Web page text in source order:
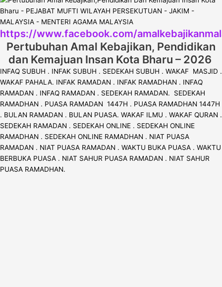
https://www.facebook.com/
Pertubuhan Amal Kebajikan, Pendidikan
dan Kemajuan Insan Kota Bharu – 2026
INFAQ SUBUH . INFAK SUBUH . SEDEKAH SUBUH . WAKAF MASJID .
WAKAF PAHALA. INFAK RAMADAN . INFAK RAMADHAN . INFAQ
RAMADAN . INFAQ RAMADAN . SEDEKAH RAMADAN. SEDEKAH
RAMADHAN . PUASA RAMADAN 1447H . PUASA RAMADHAN 1447H
. BULAN RAMADAN . BULAN PUASA. WAKAF ILMU . WAKAF QURAN .
SEDEKAH RAMADAN . SEDEKAH ONLINE . SEDEKAH ONLINE
RAMADHAN . SEDEKAH ONLINE RAMADHAN . NIAT PUASA
RAMADAN . NIAT PUASA RAMADAN . WAKTU BUKA PUASA . WAKTU
BERBUKA PUASA . NIAT SAHUR PUASA RAMADAN . NIAT SAHUR
PUASA RAMADHAN.